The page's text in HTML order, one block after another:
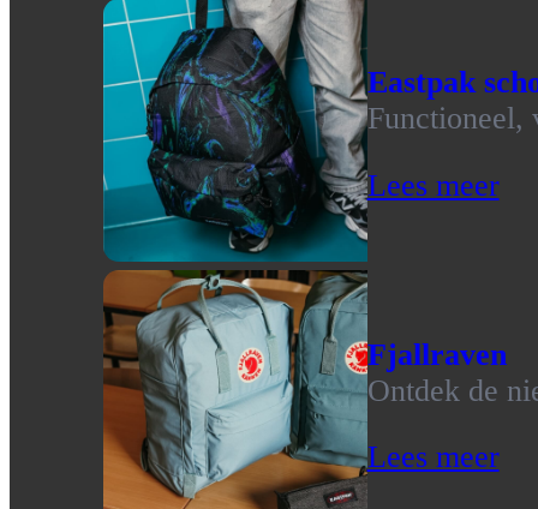
Eastpak
Functioneel,
Lees meer
Fjallraven
Ontdek de
Lees meer